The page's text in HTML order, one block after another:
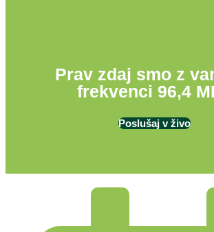
Prav zdaj smo z
frekvenci 96,4
Poslušaj v živo